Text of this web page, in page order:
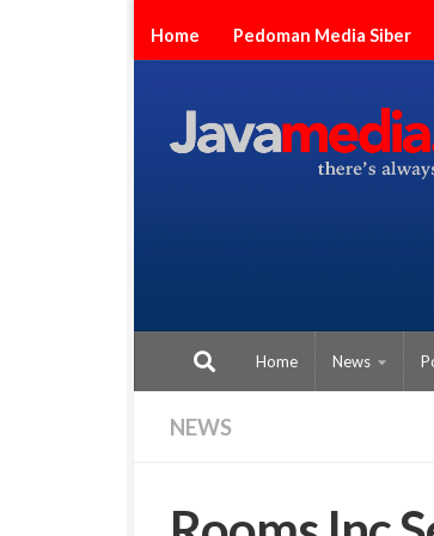
Skip to content
Home Pedoman Media Siber
Home News
NEWS